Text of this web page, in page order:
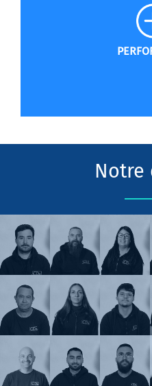
Notre